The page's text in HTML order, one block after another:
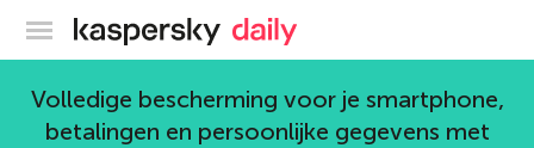
Kaspersky official blog
Volledige bescherming voor je smartphone,
betalingen en persoonlijke gegevens met